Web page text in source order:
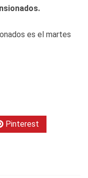
es el martes
Pinterest